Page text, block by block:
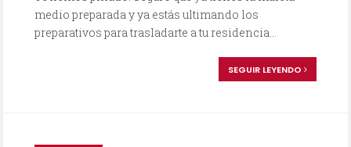
medio preparada y ya estás ultimando los
preparativos para trasladarte a tu residencia...
SEGUIR LEYENDO